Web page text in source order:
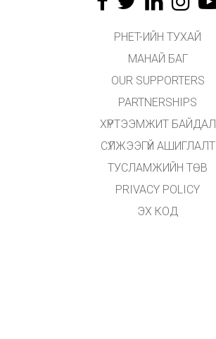
PHET-ИЙН ТУХАЙ
МАНАЙ БАГ
OUR SUPPORTERS
PARTNERSHIPS
ХҮРТЭЭМЖИТ БАЙДАЛ
СҮЛЖЭЭГҮЙ АШИГЛАЛТ
ТУСЛАМЖИЙН ТӨВ
PRIVACY POLICY
ЭХ КОД